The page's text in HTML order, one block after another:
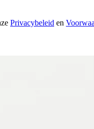
Privacybeleid en